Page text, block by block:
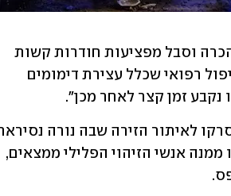
נקבע זמן קצר לאחר מכן".